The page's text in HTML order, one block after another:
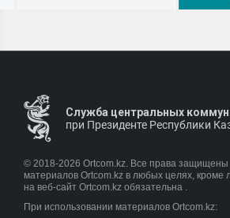
Служба центральных
при Президенте Республики
© 2018-2026 Ortcom.kz. Все права защищены
материалов Ortcom.kz в любых целях, кроме
на веб-сайт Ortcom.kz обязательна .
При использовании материалов Ortcom.kz: